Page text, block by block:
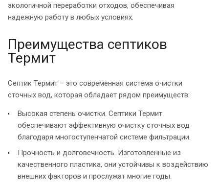
экологичной переработки отходов, обеспечивая
надежную работу в любых условиях.
Преимущества септиков
Термит
Септик Термит – это современная система очистки
сточных вод, которая обладает рядом преимуществ:
Высокая степень очистки. Септики Термит
обеспечивают эффективную очистку сточных вод
благодаря многоступенчатой системе фильтрации.
Прочность и долговечность. Изготовленные из
качественного пластика, они устойчивы к воздействию
внешних факторов и прослужат многие годы.